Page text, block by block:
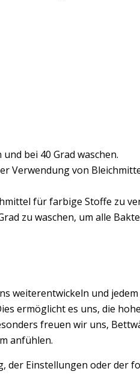
bei 40 Grad waschen.
Verwendung von
für farbige Stoffe zu
zu waschen, um alle
weiterentwickeln und
ermöglicht es uns, die
freuen wir uns,
anfühlen.
der Einstellungen oder der